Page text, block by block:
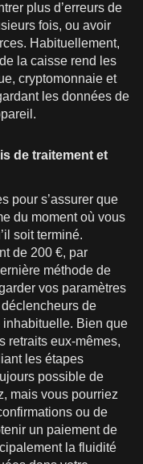
plus d’erreurs de
fois, ou avoir
Habituellement,
la caisse rend les
cryptomonnaie et
les données de
de traitement et
pour s’assurer que
du moment où vous
soit terminé.
de 200 €, par
méthode de
vos paramètres
de
Bien que
retraits eux-mêmes,
les étapes
possible de
mais vous pourriez
ou de
un paiement de
la fluidité